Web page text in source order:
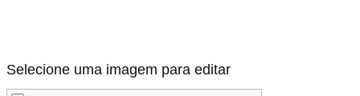
Selecione uma imagem para editar